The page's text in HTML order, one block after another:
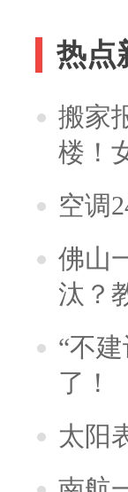
热点
搬家
楼！
空调
佛山
汰？
“不
了！
太阳